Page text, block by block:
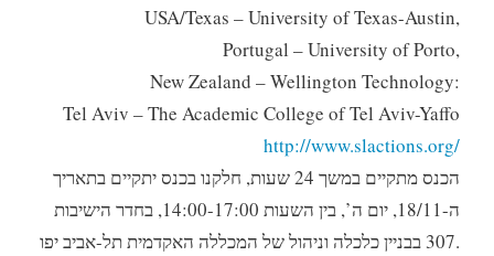
USA/Texas – University of Texas-Austin,
Portugal – University of Porto,
New Zealand – Wellington Technology:
Tel Aviv – The Academic College of Tel Aviv-Yaffo
http://www.slactions.org/
הכנס מתקיים במשך 24 שעות, חלקנו בכנס יתקיים בתאריך
ה-18/11, יום ה’, בין השעות 14:00-17:00, בחדר הישיבות
307 בבניין כלכלה וניהול של המכללה האקדמית תל-אביב יפו.